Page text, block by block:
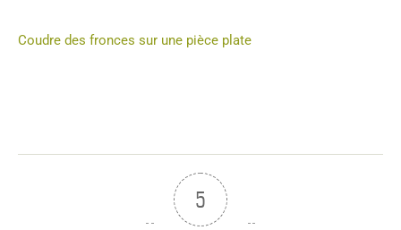
Coudre des fronces sur une pièce plate
5